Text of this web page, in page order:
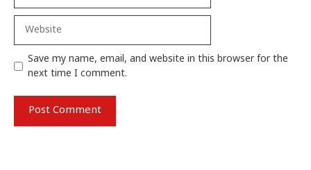
Save my name, email, and website in this browser for the
next time I comment.